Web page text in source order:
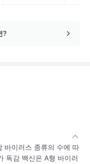
?
바이러스 종류의 수에 따
독감 백신은 A형 바이러